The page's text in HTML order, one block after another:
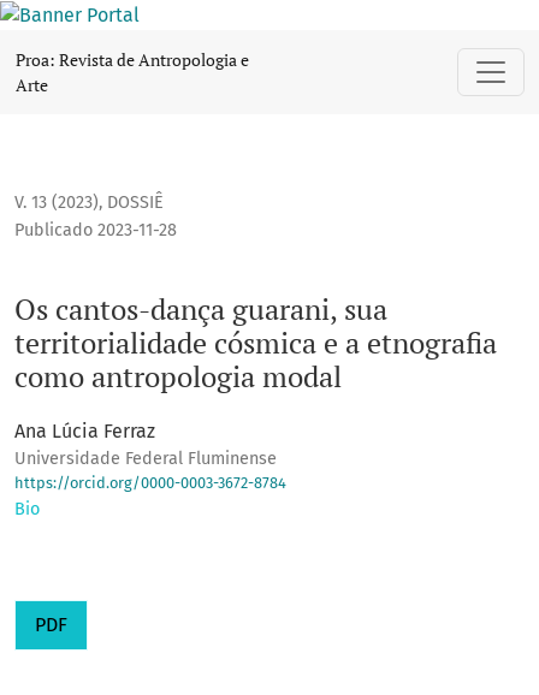
Proa: Revista de Antropologia e
Arte
V. 13 (2023), DOSSIÊ
Os cantos-dança guarani, sua
territorialidade cósmica e a etnografia
como antropologia modal
Publicado 2023-11-28
Ana Lúcia Ferraz
Universidade Federal Fluminense
https://orcid.org/0000-0003-3672-8784
Bio
PDF